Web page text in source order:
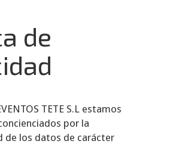
de
TETE S.L estamos
por la
de los datos de carácter